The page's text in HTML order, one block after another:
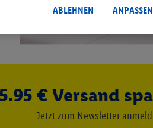
5.95 € Versand
Jetzt zum Newsletter
von Daten (z.B. über Ihre Nutzung
Kundenkonto - z.B. Alter oder
und Lidl-Dienste hinweg
Werbung erfolgen Verarbeitungen
zur Entwicklung von Angeboten sowie
ein Lidl Plus-Konto erstellen bzw. sich
angegebene E-Mail-Adresse von uns in
ABLEHNEN ANPASSEN